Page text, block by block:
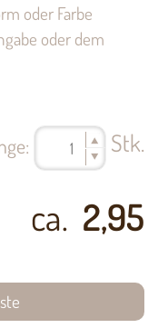
oder Farbe
oder dem
Stk.
ca. 2,95